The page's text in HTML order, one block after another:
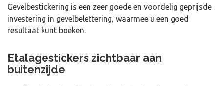
Gevelbestickering is een zeer goede en voordelig geprijsde
investering in gevelbelettering, waarmee u een goed
resultaat kunt boeken.
Etalagestickers zichtbaar aan
buitenzijde